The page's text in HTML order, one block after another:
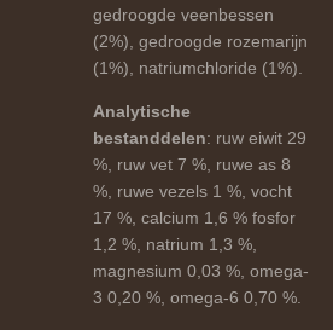
gedroogde veenbessen
(2%), gedroogde rozemarijn
(1%), natriumchloride (1%).
Analytische
bestanddelen: ruw eiwit 29
%, ruw vet 7 %, ruwe as 8
%, ruwe vezels 1 %, vocht
17 %, calcium 1,6 % fosfor
1,2 %, natrium 1,3 %,
magnesium 0,03 %, omega-
3 0,20 %, omega-6 0,70 %.